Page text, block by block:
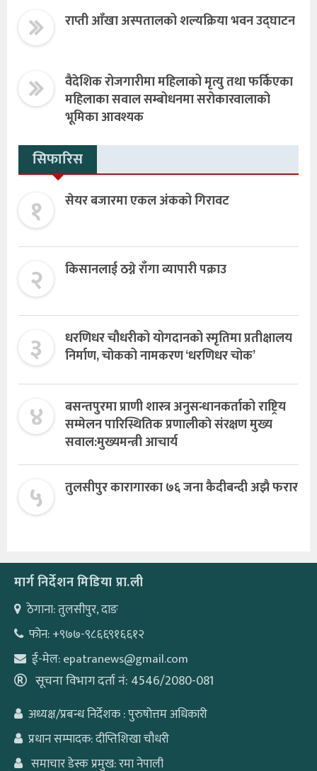
राप्ती आँखा अस्पतालको शल्यक्रिया भवन उद्घाटन
वैदेशिक रोजगारीमा महिलाको मृत्यु तथा फर्किएका
महिलाका सवाल सम्बोधनमा सरोकारवालाको
भूमिका आवश्यक
सिफारिस
१ सेयर बजारमा एकल अंकको गिरावट
२ किसानलाई ठग्ने राँगा व्यापारी पक्राउ
३
धरणिधर चौधरीको योगदानको स्मृतिमा प्रतीक्षालय
निर्माण, चोकको नामकरण ‘धरणिधर चोक’
४
बसन्तपुरमा प्राणी शास्त्र अनुसन्धानकर्ताको राष्ट्रिय
सम्मेलन पारिस्थितिक प्रणालीकाे संरक्षण मुख्य
सवाल:मुख्यमन्त्री आचार्य
५ तुलसीपुर कारागारका ७६ जना कैदीबन्दी अझै फरार
मार्ग निर्देशन मिडिया प्रा.ली
ठेगाना: तुलसीपुर, दाङ
फोन: +९७७-९८६६९१६६१२
ई-मेल: epatranews@gmail.com
सूचना विभाग दर्ता नं: 4546/2080-081
अध्यक्ष/प्रबन्ध निर्देशक : पुरुषोत्तम अधिकारी
प्रधान सम्पादक: दीप्तिशिखा चौधरी
समाचार डेस्क प्रमुख: रमा नेपाली